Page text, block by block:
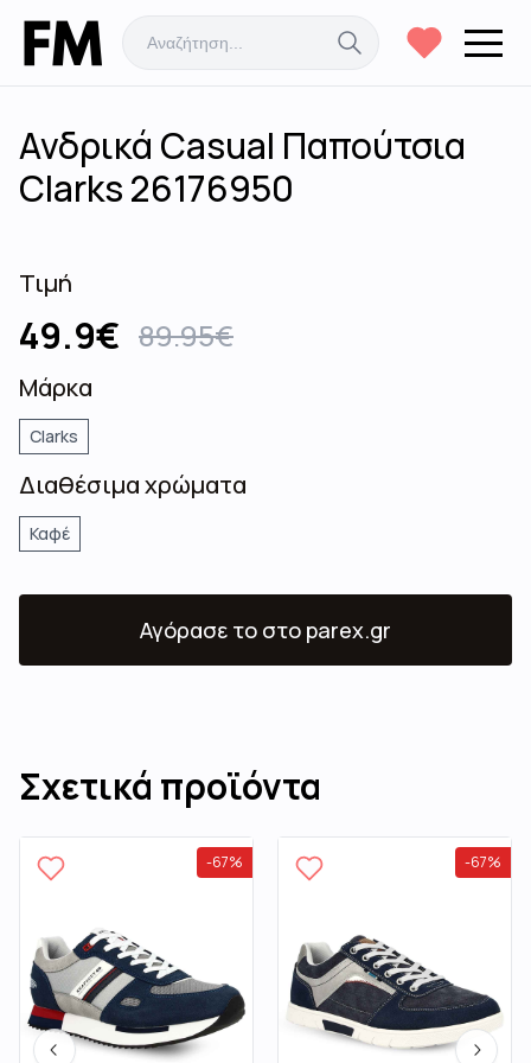
Ανδρικά Casual Παπούτσια
Clarks 26176950
Τιμή
49.9€ 89.95€
Μάρκα
Clarks
Διαθέσιμα χρώματα
Καφέ
Αγόρασε το στο parex.gr
Σχετικά προϊόντα
-67% -67%